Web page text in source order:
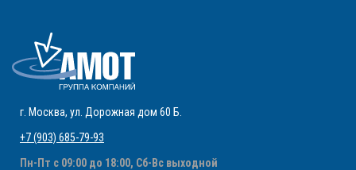
г. Москва, ул. Дорожная дом 60 Б
+7 (903) 685-79-93
Пн-Пт с 09:00 до 18:00, Сб-Вс выходной